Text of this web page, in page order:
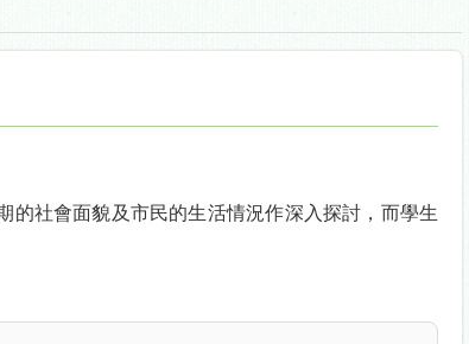
社會面貌及市民的生活情況作深入探討，而學生